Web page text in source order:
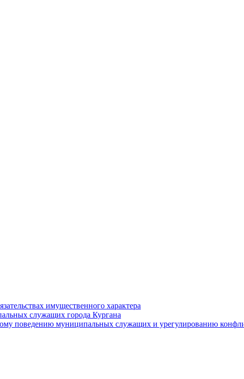
имущественного характера
служащих города Кургана
поведению муниципальных служащих и урегулированию